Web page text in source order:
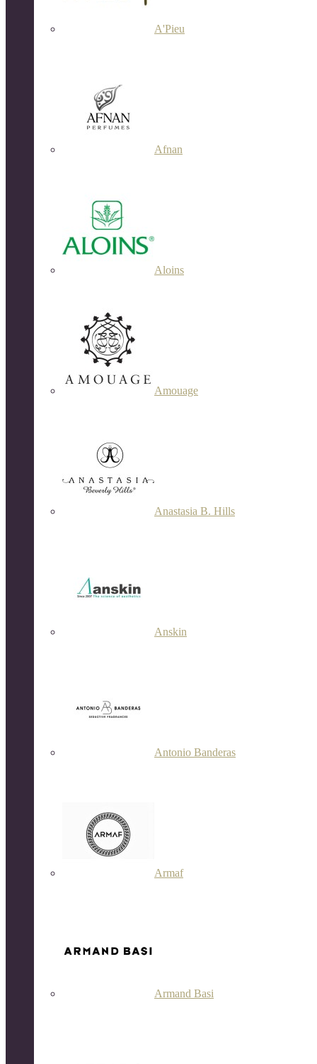
A'Pieu
Afnan
Aloins
Amouage
Anastasia B. Hills
Anskin
Antonio Banderas
Armaf
Armand Basi